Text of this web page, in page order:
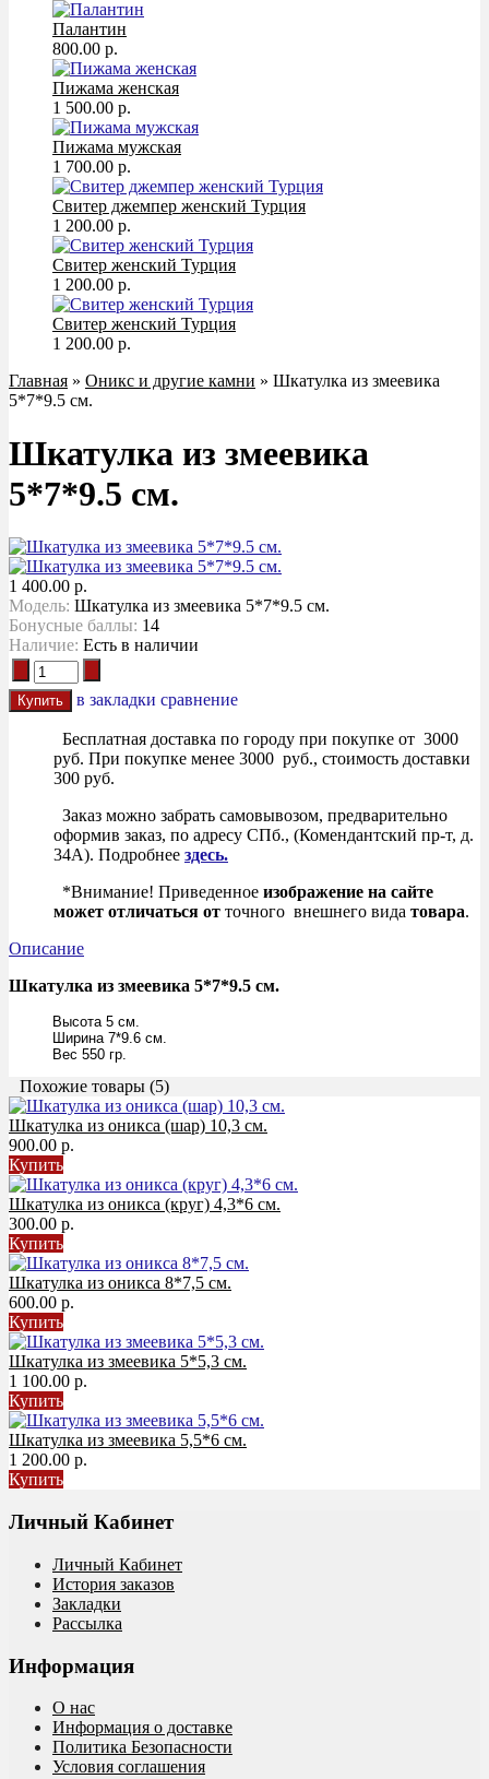
Палантин
800.00 р.
Пижама женская
1 500.00 р.
Пижама мужская
1 700.00 р.
Свитер джемпер женский Турция
1 200.00 р.
Свитер женский Турция
1 200.00 р.
Свитер женский Турция
1 200.00 р.
Главная » Оникс и другие камни » Шкатулка из змеевика
5*7*9.5 см.
Шкатулка из змеевика
5*7*9.5 см.
1 400.00 р.
Модель: Шкатулка из змеевика 5*7*9.5 см.
Бонусные баллы: 14
Наличие: Есть в наличии
в закладки сравнение
Бесплатная доставка по городу при покупке от 3000
руб. При покупке менее 3000 руб., стоимость доставки
300 руб.
Заказ можно забрать самовывозом, предварительно
оформив заказ, по адресу СПб., (Комендантский пр-т, д.
34А). Подробнее здесь.
*Внимание! Приведенное изображение на сайте
может отличаться от точного внешнего вида товара.
Описание
Шкатулка из змеевика 5*7*9.5 см.
Высота 5 см.
Ширина 7*9.6 см.
Вес 550 гр.
Похожие товары (5)
Шкатулка из оникса (шар) 10,3 см.
900.00 р.
Купить
Шкатулка из оникса (круг) 4,3*6 см.
300.00 р.
Купить
Шкатулка из оникса 8*7,5 см.
600.00 р.
Купить
Шкатулка из змеевика 5*5,3 см.
1 100.00 р.
Купить
Шкатулка из змеевика 5,5*6 см.
1 200.00 р.
Купить
Личный Кабинет
Личный Кабинет
История заказов
Закладки
Рассылка
Информация
О нас
Информация о доставке
Политика Безопасности
Условия соглашения